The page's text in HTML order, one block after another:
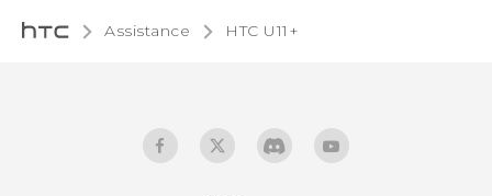
Assistance HTC U11+‎